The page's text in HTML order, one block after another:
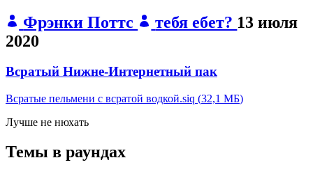
Фрэнки Поттс тебя ебет? 13 июля
2020
Всратый Нижне-Интернетный пак
Всратые пельмени с всратой водкой.siq (32,1 МБ)
Лучше не нюхать
Темы в раундах